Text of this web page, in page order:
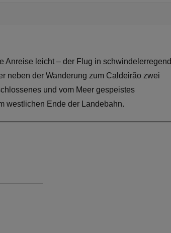
Anreise leicht – der Flug in schwindelerregend
neben der Wanderung zum Caldeirão zwei
und vom Meer gespeistes
westlichen Ende der Landebahn.